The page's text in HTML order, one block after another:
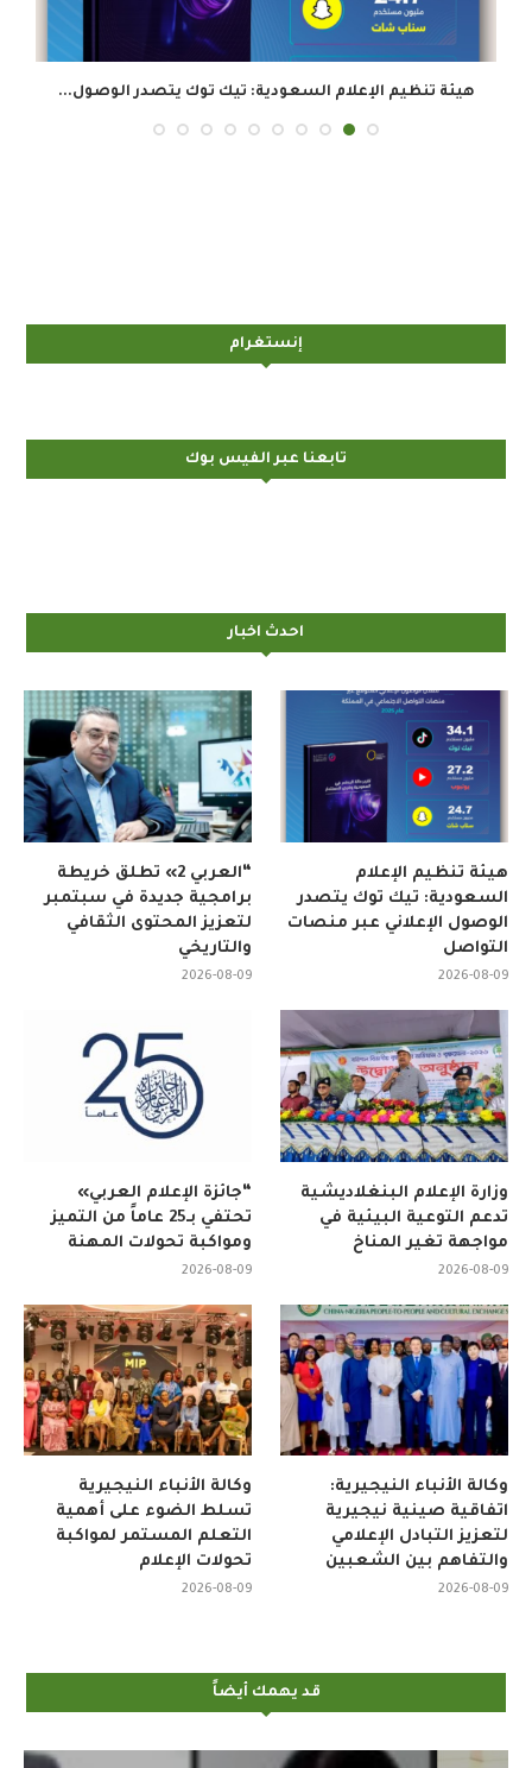
هيئة تنظيم الإعلام السعودية: تيك توك يتصدر الوصول...
إنستغرام
تابعنا عبر الفيس بوك
احدث اخبار
“العربي 2» تطلق خريطة
برامجية جديدة في سبتمبر
لتعزيز المحتوى الثقافي
والتاريخي
2026-08-09
هيئة تنظيم الإعلام
السعودية: تيك توك يتصدر
الوصول الإعلاني عبر منصات
التواصل
2026-08-09
“جائزة الإعلام العربي»
تحتفي بـ25 عاماً من التميز
ومواكبة تحولات المهنة
2026-08-09
وزارة الإعلام البنغلاديشية
تدعم التوعية البيئية في
مواجهة تغير المناخ
2026-08-09
وكالة الأنباء النيجيرية
تسلط الضوء على أهمية
التعلم المستمر لمواكبة
تحولات الإعلام
2026-08-09
وكالة الأنباء النيجيرية:
اتفاقية صينية نيجيرية
لتعزيز التبادل الإعلامي
والتفاهم بين الشعبين
2026-08-09
قد يهمك أيضاً